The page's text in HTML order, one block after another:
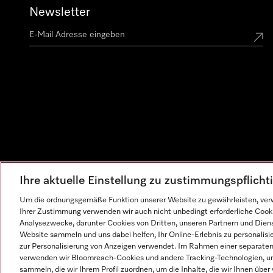
Newsletter
Ihre aktuelle Einstellung zu
Um die ordnungsgemäße Funktion unserer Website zu gewährleisten,
Ihrer Zustimmung verwenden wir auch nicht unbedingt erforderliche
Analysezwecke, darunter Cookies von Dritten, unseren Partnern und
Website sammeln und uns dabei helfen, Ihr Online-Erlebnis zu
zur Personalisierung von Anzeigen verwendet. Im Rahmen einer
verwenden wir Bloomreach-Cookies und andere Tracking-Technologien,
sammeln, die wir Ihrem Profil zuordnen, um die Inhalte, die wir Ihnen